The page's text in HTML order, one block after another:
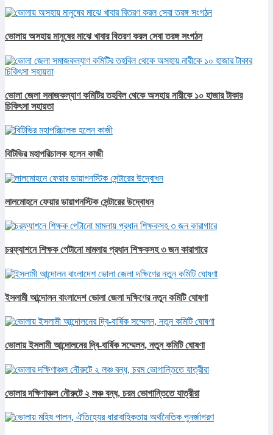
ভোলায় অসহায় মানুষের মাঝে খাবার বিতরণ করল সেবা তরঙ্গ সংগঠন
ভোলা জেলা সমাজকল্যাণ কমিটির তহবিল থেকে অসহায় নারীকে ১০ হাজার টাকার
চিকিৎসা সহায়তা
বিটিভির মহাপরিচালক হলেন কাজী
লালমোহনে ফেয়ার ডায়াগনস্টিক সেন্টারের উদ্বোধন
চরফ্যাশনে শিক্ষক পেটানো মামলায় প্রধান শিক্ষকসহ ৩ জন কারাগারে
ইসলামী আন্দোলন বাংলাদেশ ভোলা জেলা দক্ষিণের নতুন কমিটি ঘোষণা
ভোলায় ইসলামী আন্দোলনের দ্বি-বার্ষিক সম্মেলন, নতুন কমিটি ঘোষণা
ভোলার দক্ষিণাঞ্চল নৌরুটে ২ লঞ্চ বন্ধ, চরম ভোগান্তিতে যাত্রীরা